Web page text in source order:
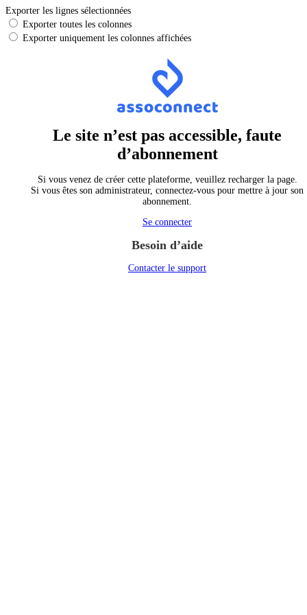
Exporter les lignes sélectionnées
Exporter toutes les colonnes
Exporter uniquement les colonnes affichées
Le site n’est pas accessible, faute
d’abonnement
Si vous venez de créer cette plateforme, veuillez recharger la page.
Si vous êtes son administrateur, connectez-vous pour mettre à jour son
abonnement.
Se connecter
Besoin d’aide
Contacter le support